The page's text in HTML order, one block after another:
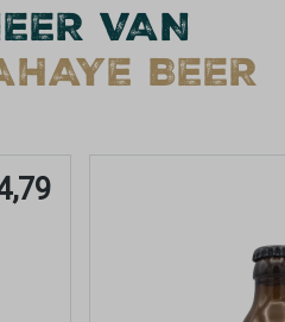
VAN
BEER